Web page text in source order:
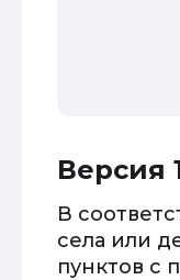
Версия
В
села или
пунктов с